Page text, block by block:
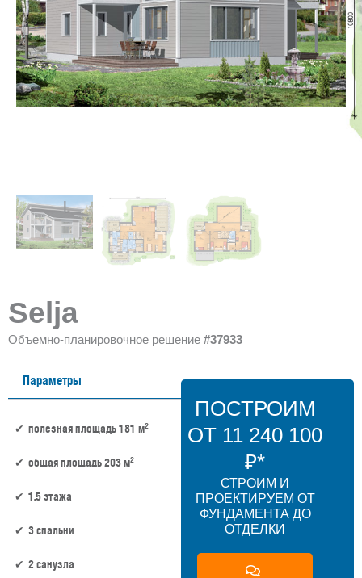
Selja
Объемно-планировочное решение #37933
Параметры
полезная площадь 181 м2
общая площадь 203 м2
1.5 этажа
3 спальни
2 санузла
ПОСТРОИМ
ОТ 11 240 100
₽*
СТРОИМ И
ПРОЕКТИРУЕМ ОТ
ФУНДАМЕНТА ДО
ОТДЕЛКИ